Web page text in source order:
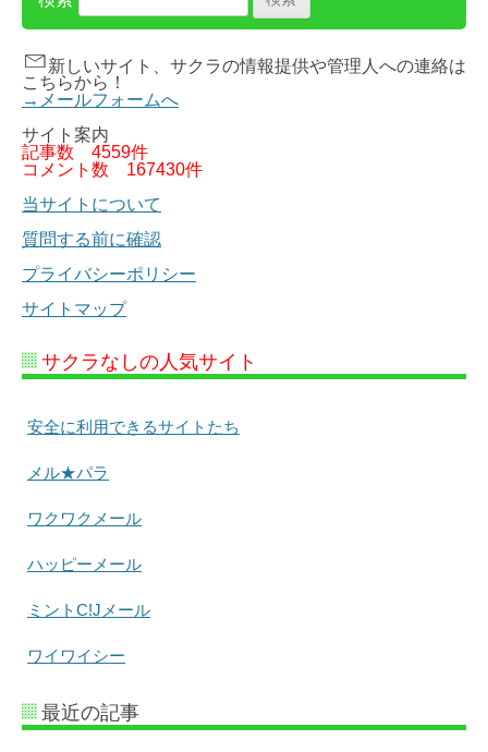
新しいサイト、サクラの情報提供や管理人への連絡は
こちらから！
→メールフォームへ
サイト案内
記事数 4559件
コメント数 167430件
当サイトについて
質問する前に確認
プライバシーポリシー
サイトマップ
サクラなしの人気サイト
安全に利用できるサイトたち
メル★パラ
ワクワクメール
ハッピーメール
ミントC!Jメール
ワイワイシー
最近の記事